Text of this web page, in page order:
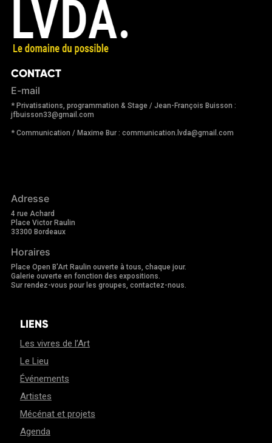
CONTACT
E-mail
* Privatisations, programmation & Stage / Jean-François Buisson :
jfbuisson33@gmail.com
* Communication / Maxime Bur : communication.lvda@gmail.com
Adresse
4 rue Achard
Place Victor Raulin
33300 Bordeaux
Horaires
Place Open B'Art Raulin ouverte à tous, chaque jour.
Galerie ouverte en fonction des expositions.
Sur rendez-vous pour les groupes, contactez-nous.
LIENS
Les vivres de l’Art
Le Lieu
Événements
Artistes
Mécénat et projets
Agenda